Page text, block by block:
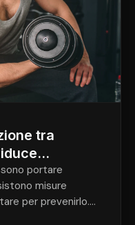
tra
portare
misure
per prevenirlo.
è possibile ridurre